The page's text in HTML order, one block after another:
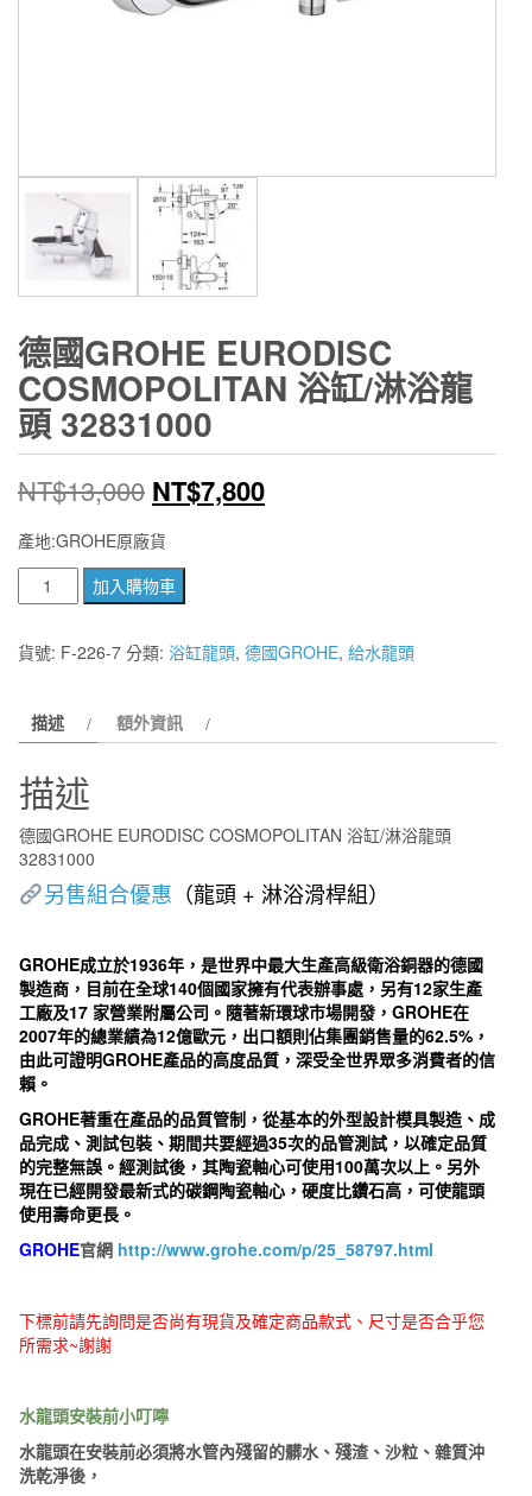
德國GROHE EURODISC
COSMOPOLITAN 浴缸/淋浴龍
頭 32831000
NT$13,000 原
始
價
NT$13,000。
NT$7,800目
NT$7,800。
產地:GROHE原廠貨
國
GROHE
浴
淋
龍
32831000
量
加入購物車
貨號: F-226-7 分類: 浴缸龍頭, 德國GROHE, 給水龍頭
描述 額外資訊
描述
德國GROHE EURODISC COSMOPOLITAN 浴缸/淋浴龍頭
32831000
另售組合優惠 （龍頭 + 淋浴滑桿組）
GROHE成立於1936年，是世界中最大生產高級衛浴銅器的德國
製造商，目前在全球140個國家擁有代表辦事處，另有12家生產
工廠及17 家營業附屬公司。隨著新環球市場開發，GROHE在
2007年的總業績為12億歐元，出口額則佔集團銷售量的62.5%，
由此可證明GROHE產品的高度品質，深受全世界眾多消費者的信
賴。
GROHE著重在產品的品質管制，從基本的外型設計模具製造、成
品完成、測試包裝、期間共要經過35次的品管測試，以確定品質
的完整無誤。經測試後，其陶瓷軸心可使用100萬次以上。另外
現在已經開發最新式的碳鋼陶瓷軸心，硬度比鑽石高，可使龍頭
使用壽命更長。
GROHE官網 http://www.grohe.com/p/25_58797.html
下標前請先詢問是否尚有現貨及確定商品款式、尺寸是否合乎您
所需求~謝謝
水龍頭安裝前小叮嚀
水龍頭在安裝前必須將水管內殘留的髒水、殘渣、沙粒、雜質沖
洗乾淨後，